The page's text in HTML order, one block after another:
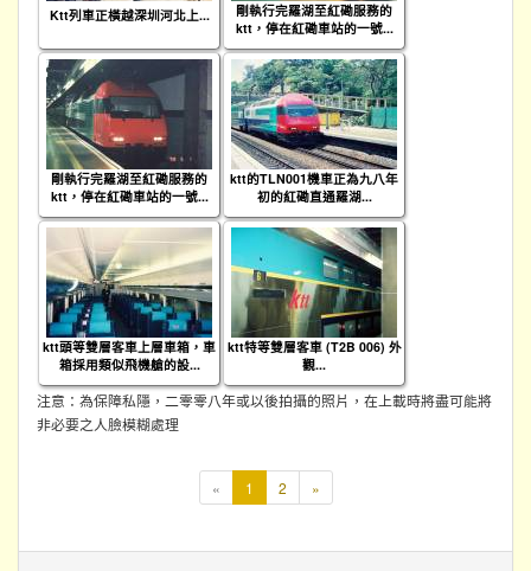
Ktt列車正橫越深圳河北上...
剛執行完羅湖至紅磡服務的
ktt，停在紅磡車站的一號...
剛執行完羅湖至紅磡服務的
ktt，停在紅磡車站的一號...
ktt的TLN001機車正為九八年
初的紅磡直通羅湖...
ktt頭等雙層客車上層車箱，車
箱採用類似飛機艙的設...
ktt特等雙層客車 (T2B 006) 外
觀...
注意：為保障私隱，二零零八年或以後拍攝的照片，在上載時將盡可能將
非必要之人臉模糊處理
« 1
頁
2 »